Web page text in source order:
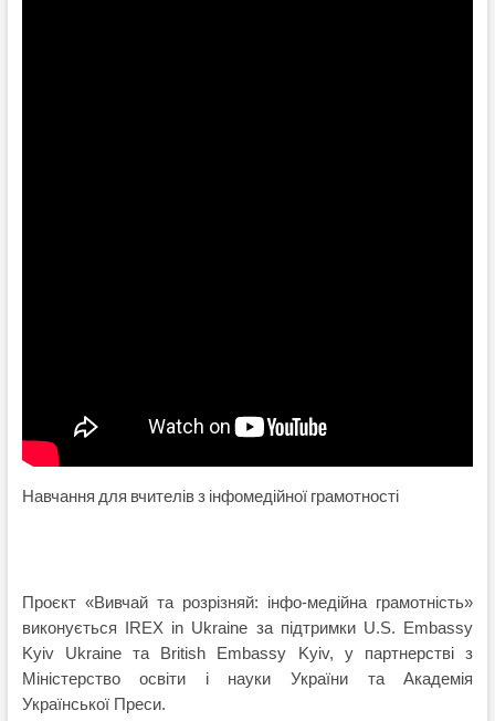
Навчання для вчителів з інфомедійної грамотності
Проєкт «Вивчай та розрізняй: інфо-медійна грамотність»
виконується IREX in Ukraine за підтримки U.S. Embassy
Kyiv Ukraine та British Embassy Kyiv, у партнерстві з
Міністерство освіти і науки України та Академія
Української Преси.